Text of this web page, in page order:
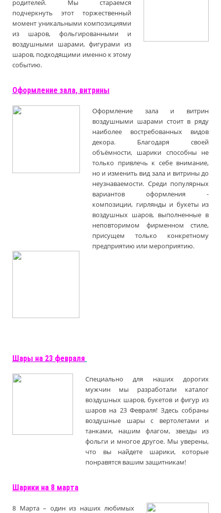
родителей. Мы стараемся
подчеркнуть этот торжественный
момент уникальными композициями
из шаров, фольгированными и
воздушными шарами, фигурами из
шаров, подходящими именно к этому
событию.
Оформление зала, витрины
Оформление зала и витрин
воздушными шарами стоит в ряду
наиболее востребованных видов
декора. Благодаря своей
объёмности, шарики способны не
только привлечь к себе внимание,
но и изменить вид зала и витрины до
неузнаваемости. Среди популярных
вариантов оформления -
композиции, гирлянды и букеты из
воздушных шаров, выполненные в
неповторимом фирменном стиле,
присущем только конкретному
предприятию или мероприятию.
Шары на 23 февраля
Специально для наших дорогих
мужчин мы разработали каталог
воздушных шаров, букетов и фигур из
шаров на 23 Февраля! Здесь собраны
воздушные шары с вертолетами и
танками, нашим флагом, звезды из
фольги и многое другое. Мы уверены,
что вы найдете шарики, которые
понравятся вашим защитникам!
Шарики на 8 марта
8 Марта – один из наших любимых